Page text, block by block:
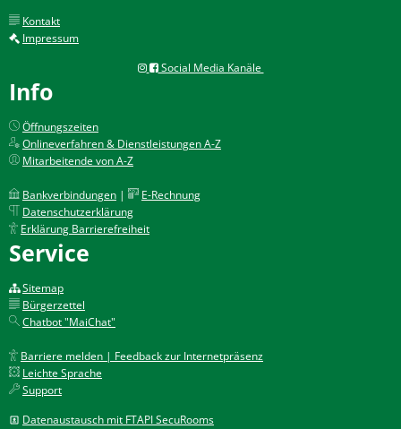
Kontakt
Impressum
Social Media Kanäle
Info
Öffnungszeiten
Onlineverfahren & Dienstleistungen A-Z
Mitarbeitende von A-Z
Bankverbindungen |
E-Rechnung
Datenschutzerklärung
Erklärung Barrierefreiheit
Service
Sitemap
Bürgerzettel
Chatbot "MaiChat"
Barriere melden | Feedback zur Internetpräsenz
Leichte Sprache
Support
Datenaustausch mit FTAPI SecuRooms